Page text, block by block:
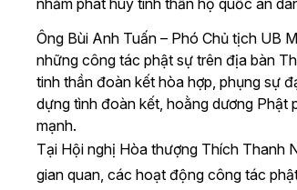
nhằm phát huy tinh thần hộ quốc an
Ông Bùi Anh Tuấn – Phó Chủ tịch UB
những công tác phật sự trên địa bàn
tinh thần đoàn kết hòa hợp, phụng sự
dựng tình đoàn kết, hoằng dương
mạnh.
Tại Hội nghị Hòa thượng Thích Thanh
gian quan, các hoạt động công tác